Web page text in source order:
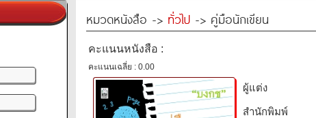
หมวดหนังสือ -> ทั่วไป -> คู่มือนักเขียน
คะแนนหนังสือ :
คะแนนเฉลี่ย : 0.00
ผู้แต่ง
สำนักพิมพ์